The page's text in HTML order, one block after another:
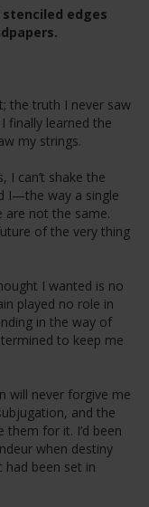
stenciled edges
the truth I never saw
finally learned the
my strings.
I can’t shake the
I—the way a single
are not the same.
of the very thing
I wanted is no
played no role in
in the way of
to keep me
will never forgive me
and the
them for it. I’d been
when destiny
had been set in